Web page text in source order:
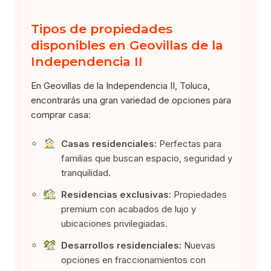
Tipos de propiedades
disponibles en Geovillas de la
Independencia II
En Geovillas de la Independencia II, Toluca,
encontrarás una gran variedad de opciones para
comprar casa:
Casas residenciales: Perfectas para
familias que buscan espacio, seguridad y
tranquilidad.
Residencias exclusivas: Propiedades
premium con acabados de lujo y
ubicaciones privilegiadas.
Desarrollos residenciales: Nuevas
opciones en fraccionamientos con